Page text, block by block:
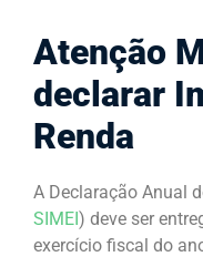
Atenção
declarar
Renda
A Declaração Anual
SIMEI) deve ser
exercício fiscal do